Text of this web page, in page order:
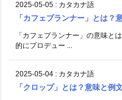
2025-05-05 : カタカナ語
「カフェプランナー」とは？
「カフェプランナー」の意味と
的にプロデュー ...
2025-05-04 : カタカナ語
「クロップ」とは？意味と例